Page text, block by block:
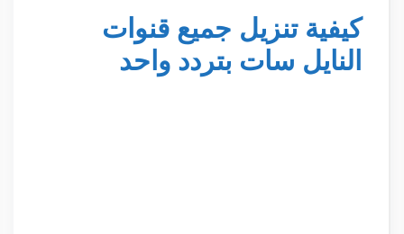
كيفية تنزيل جميع قنوات
النايل سات بتردد واحد